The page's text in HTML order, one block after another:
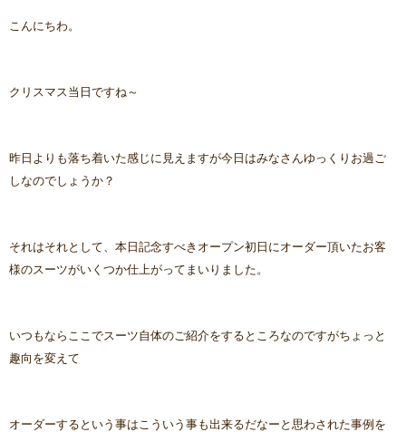
こんにちわ。
クリスマス当日ですね～
昨日よりも落ち着いた感じに見えますが今日はみなさんゆっくりお過ご
しなのでしょうか？
それはそれとして、本日記念すべきオープン初日にオーダー頂いたお客
様のスーツがいくつか仕上がってまいりました。
いつもならここでスーツ自体のご紹介をするところなのですがちょっと
趣向を変えて
オーダーするという事はこういう事も出来るだなーと思わされた事例を